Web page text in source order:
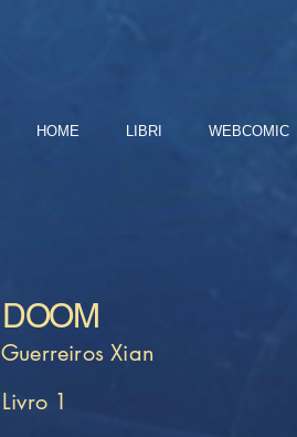
HOME LIBRI WEBCOMIC
DOOM
Guerreiros Xian
Livro 1